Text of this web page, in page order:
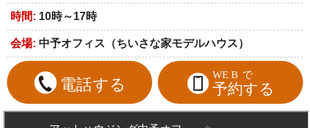
時間: 10時～17時
会場: 中予オフィス（ちいさな家モデルハウス）